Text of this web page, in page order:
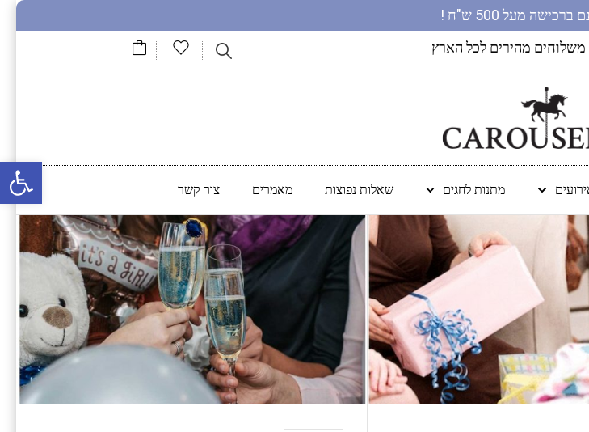
פתח סרגל נגישות
מעל 500 ש"ח !
משלוחים מהירים לכל הארץ
מתנות לחגים שאלות נפוצות מאמרים צור קשר